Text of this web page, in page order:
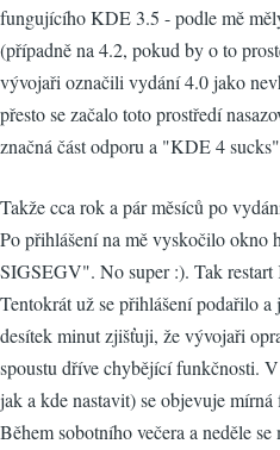
fungujícího KDE 3.5 - podle mě
(případně na 4.2, pokud by o to
vývojaři označili vydání 4.0 jako
přesto se začalo toto prostředí
značná část odporu a "KDE 4
Takže cca rok a pár měsíců po
Po přihlášení na mě vyskočilo
SIGSEGV". No super :). Tak
Tentokrát už se přihlášení podařilo
desítek minut zjišťuji, že vývojaři
spoustu dříve chybějící funkčnosti.
jak a kde nastavit) se objevuje
Během sobotního večera a neděle